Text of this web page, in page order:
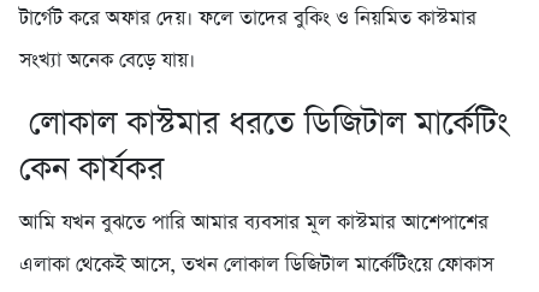
টার্গেট করে অফার দেয়। ফলে তাদের বুকিং ও নিয়মিত কাস্টমার
সংখ্যা অনেক বেড়ে যায়।
লোকাল কাস্টমার ধরতে ডিজিটাল মার্কেটিং
কেন কার্যকর
আমি যখন বুঝতে পারি আমার ব্যবসার মূল কাস্টমার আশেপাশের
এলাকা থেকেই আসে, তখন লোকাল ডিজিটাল মার্কেটিংয়ে ফোকাস